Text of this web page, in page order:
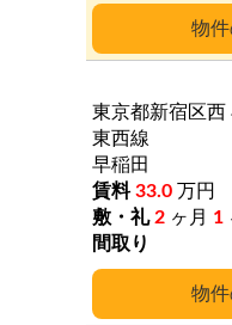
東京都新宿区西
東西線
早稲田
33.0 万円
2 ヶ月 1